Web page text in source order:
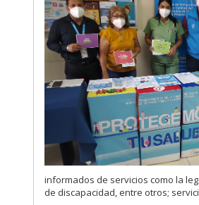
informados de servicios como la
de discapacidad, entre otros;